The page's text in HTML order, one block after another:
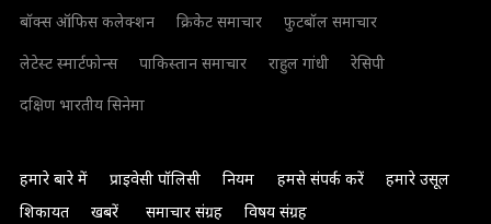
बॉक्स ऑफिस कलेक्शन
क्रिकेट समाचार
फुटबॉल समाचार
लेटेस्ट स्मार्टफोन्स
पाकिस्तान समाचार राहुल गांधी
रेसिपी
दक्षिण भारतीय सिनेमा
हमारे बारे में प्राइवेसी पॉलिसी नियम हमसे संपर्क करें
हमारे उसूल
शिकायत
खबरें समाचार संग्रह विषय संग्रह